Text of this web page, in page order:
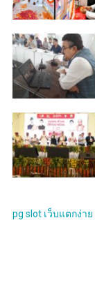
pg slot เว็บแตกง่าย